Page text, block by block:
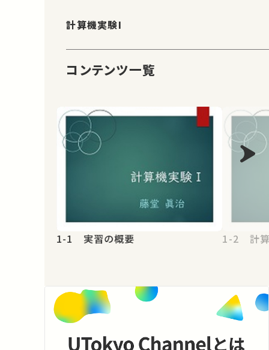
計算機実験I
コンテンツ一覧
1-1 実習の概要 1-2 計算